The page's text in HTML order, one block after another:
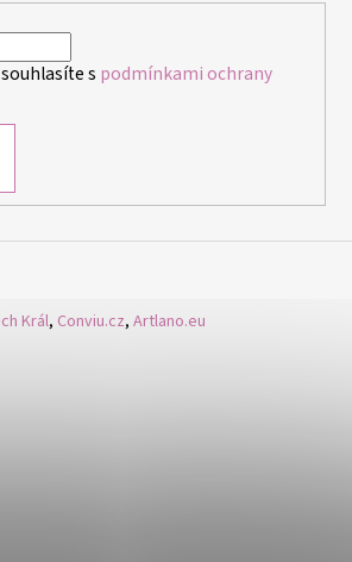
s podmínkami ochrany
Král, Conviu.cz, Artlano.eu